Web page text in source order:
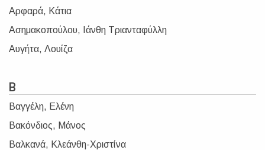
Αρφαρά, Κάτια
Ασημακοπούλου, Ιάνθη Τριανταφύλλη
Αυγήτα, Λουίζα
Β
Βαγγέλη, Ελένη
Βακόνδιος, Μάνος
Βαλκανά, Κλεάνθη-Χριστίνα